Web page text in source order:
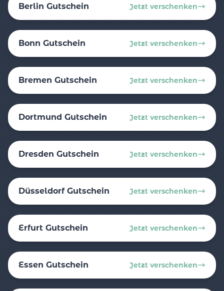
Berlin Gutschein Jetzt verschenken
Bonn Gutschein Jetzt verschenken
Bremen Gutschein Jetzt verschenken
Dortmund Gutschein Jetzt verschenken
Dresden Gutschein Jetzt verschenken
Düsseldorf Gutschein Jetzt verschenken
Erfurt Gutschein Jetzt verschenken
Essen Gutschein Jetzt verschenken